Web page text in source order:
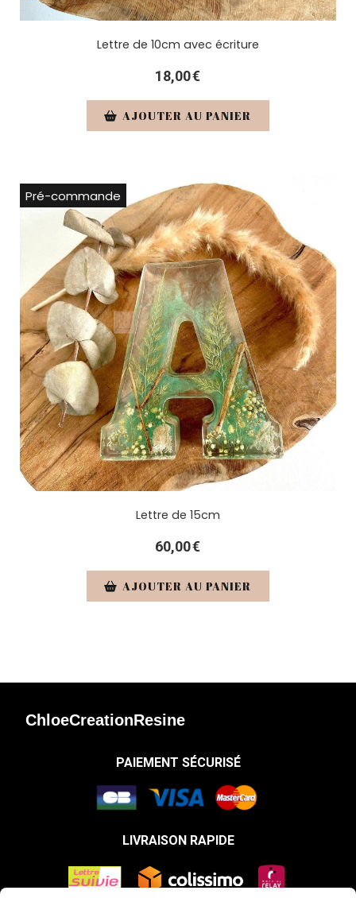
Lettre de 10cm avec écriture
18,00€
AJOUTER AU PANIER
Lettre de 15cm
60,00€
AJOUTER AU PANIER
Pré-commande
ChloeCreationResine
PAIEMENT SÉCURISÉ
LIVRAISON RAPIDE